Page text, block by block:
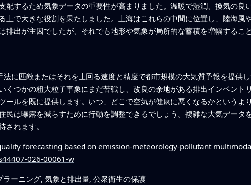
するため気象データの重要性が高まりました。温暖で湿潤、換気の良
上で大きな役割を果たしました。上海はこれらの中間に位置し、陸海風
出が主因でしたが、それでも地形や気象が局所的な蓄積を増幅すること
に匹敵またはそれを上回る速度と精度で都市規模の大気質予報を提供
くつかの粗大粒子事象にまだ苦戦し、改良の余地がある排出インベント
ールを既に提供します。いつ、どこで空気が健康に悪くなるかというよ
民は曝露を減らすために行動を調整できるでしょう。複雑な大気データ
れます。
forecasting based on emission-meteorology-pollutant
026-00061-w
ーニング, 気象と排出量, 公衆衛生の保護